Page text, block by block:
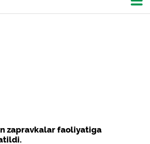
zapravkalar faoliyatiga